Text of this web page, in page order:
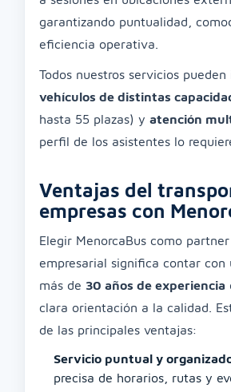
garantizando puntualidad,
eficiencia operativa.
Todos nuestros servicios
vehículos de distintas
hasta 55 plazas) y atención
perfil de los asistentes lo
Ventajas del
empresas con
Elegir MenorcaBus como
empresarial significa contar con
más de 30 años de experiencia
clara orientación a la calidad.
de las principales ventajas:
Servicio puntual y
precisa de horarios, rutas y